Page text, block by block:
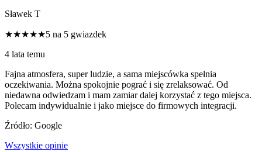
Sławek T
★★★★★5 na 5 gwiazdek
4 lata temu
Fajna atmosfera, super ludzie, a sama miejscówka spełnia
oczekiwania. Można spokojnie pograć i się zrelaksować. Od
niedawna odwiedzam i mam zamiar dalej korzystać z tego miejsca.
Polecam indywidualnie i jako miejsce do firmowych integracji.
Źródło: Google
Wszystkie opinie